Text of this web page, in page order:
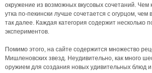
окружение из возможных вкусовых сочетаний. Чем
утка по-пекински лучше сочетается с огурцом,
так далее. Каждая категория содержит несколько
экспериментов.
Помимо этого, на сайте содержится множество
Мишленовских звезд. Неудивительно, как много
оружием для создания новых удивительных блюд